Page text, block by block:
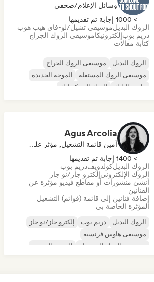
وسائل الإعلام/صحفي
> 1000 إجابة تم تقديمها
الروك البديلموسيقى تشيل/لو-فاي هيب هوب
دريم بوبإلكترونيكاموسيقى الروك الجراج
كتابة مقالات
الروك البديل
موسيقى الروك الجراج
موسيقى الروك المستقلة
الموجة الجديدة
ما بعد البانك
الروك السيكديليك
Agus Arcolia
أمين قائمة التشغيل, مؤثر على وسائل التواصل الاجتماعي
> 1400 إجابة تم تقديمها
الروك البديلكولدويفدريم بوب
الروك الإلكترونيإلكترو جاز/نو جاز
أنشئ منشورات أو مقاطع فيديو مؤثرة عن
الفنانين
إضافة فنانين إلى قائمة (قوائم) التشغيل
المؤثرة الخاصة بي
الروك البديل دريم بوب
إلكترو جاز/نو جاز
موسيقى هاوس فرنسية
موسيقى الروك المستقلة
الموجة الجديدة